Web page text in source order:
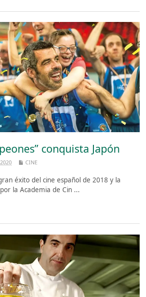
conquista Japón
CINE
éxito del cine español de 2018 y la
la Academia de Cin ...